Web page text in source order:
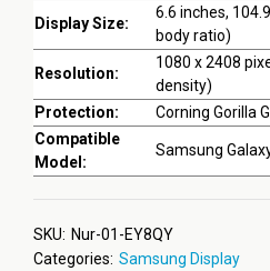
Display Size:
6.6 inches,
body ratio)
Resolution:
1080 x 2408
density)
Protection:
Corning Gorilla
Compatible
Model:
Samsung
SKU: Nur-01-EY8QY
Categories: Samsung Display